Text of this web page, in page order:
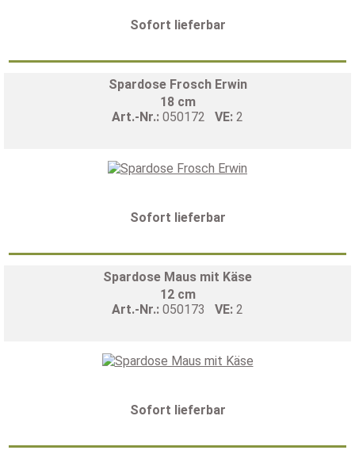
Sofort lieferbar
Spardose Frosch Erwin
18 cm
Art.-Nr.: 050172 VE: 2
Sofort lieferbar
Spardose Maus mit Käse
12 cm
Art.-Nr.: 050173 VE: 2
Sofort lieferbar